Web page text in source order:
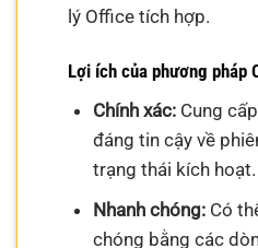
lý Office tích hợp.
Lợi ích của phương pháp
Chính xác:Cung
đáng tin cậy về
trạng thái kích hoạt.
Nhanh chóng:Có
chóng bằng các